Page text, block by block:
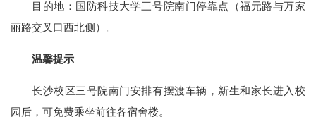
目的地：国防科技大学三号院南门停靠点（福元路与万家
丽路交叉口西北侧）。
温馨提示
长沙校区三号院南门安排有摆渡车辆，新生和家长进入校
园后，可免费乘坐前往各宿舍楼。